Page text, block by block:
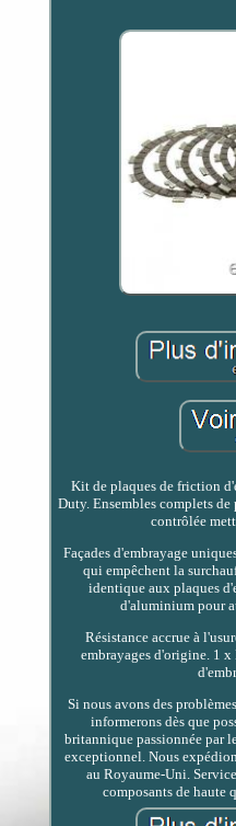
Kit de plaques de friction
Duty. Ensembles complets
contrôlée
Façades d'embrayage
qui empêchent la
identique aux plaques
d'aluminium pour
Résistance accrue à
embrayages d'origine. 1
Si nous avons des
informerons dès que
britannique passionnée par
exceptionnel. Nous
au Royaume-Uni.
composants de haute